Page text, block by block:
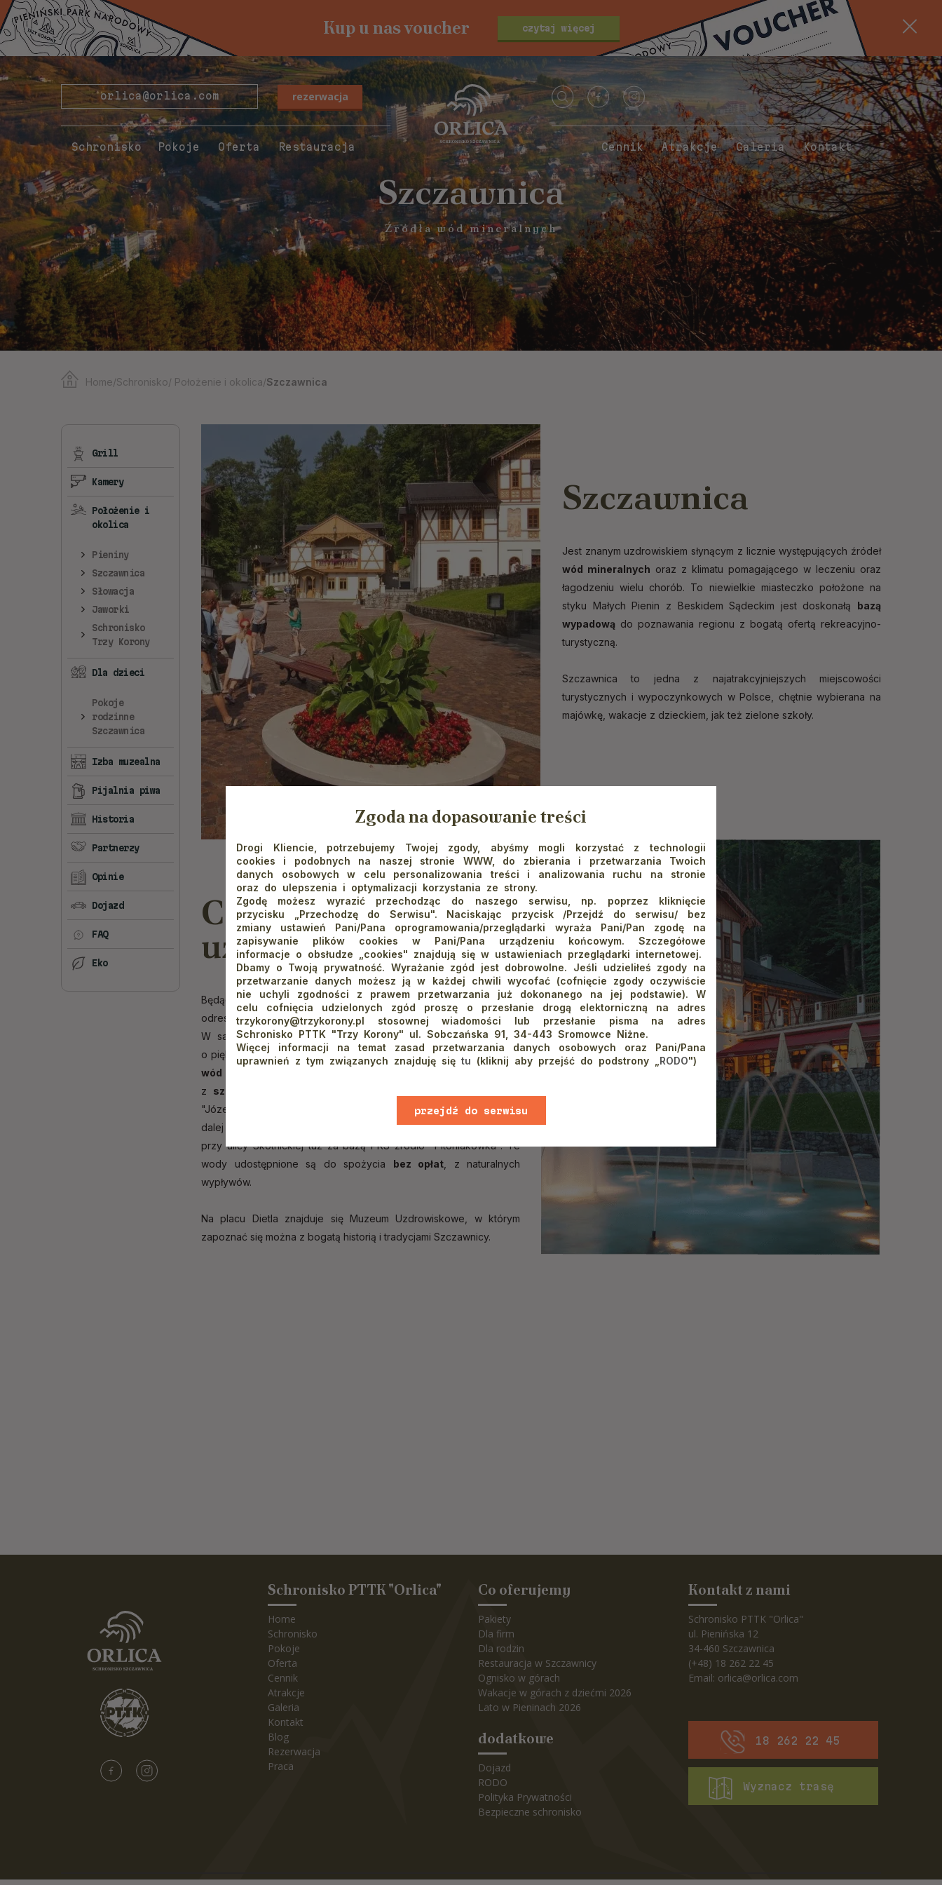
Kup u nas voucher czytaj więcej
orlica@orlica.com rezerwacja
Schronisko Pokoje Oferta Restauracja Cennik Atrakcje Galeria Kontakt
Szczawnica
Źródła wód mineralnych
>
Home/Schronisko/ Położenie i okolica/Szczawnica
Grill
Kamery
Położenie i
okolica
Pieniny
Szczawnica
Słowacja
Jaworki
Schronisko
Trzy Korony
Dla dzieci
Pokoje
rodzinne
Szczawnica
Izba muzealna
Pijalnia piwa
Historia
Partnerzy
Opinie
Dojazd
FAQ
Eko
Szczawnica
Jest znanym uzdrowiskiem słynącym z licznie występujących źródeł
wód mineralnych oraz z klimatu pomagającego w leczeniu oraz
łagodzeniu wielu chorób. To niewielkie miasteczko położone na
styku Małych Pienin z Beskidem Sądeckim jest doskonałą bazą
wypadową do poznawania regionu z bogatą ofertą rekreacyjno-
turystyczną.
Szczawnica to jedna z najatrakcyjniejszych miejscowości
turystycznych i wypoczynkowych w Polsce, chętnie wybierana na
majówkę, wakacje z dzieckiem, jak też zielone szkoły.
Centrum
uzdrowiskowe
Będąc w Szczawnicy koniecznie trzeba zwiedzić pięknie
odrestaurowane centrum uzdrowiskowew Parku Zdrojowym.
W samym jego centrum znajduje się majestatyczne Inhalatorium
o pięknej zabytkowej architekturze. Warto wstąpić także doPijalni
wód mineralnych
z sześciu źródeł
"Józef", "Jan". W Parku Dolnym znajduje się źródło "Wanda", nieco
dalej obok dolnej stacji kolejki linowej na Palenicę źródło "Szymon",
przy ulicy Skotnickiej tuż za bazą PKS źródło "Pitoniakówka". Te
wody udostępnione są do spożycia bez opłat , z naturalnych
wypływów.
Na placu Dietla znajduje się Muzeum Uzdrowiskowe, w którym
zapoznać się można z bogatą historią i tradycjami Szczawnicy.
Schronisko PTTK "Orlica"
Home
Schronisko
Pokoje
Oferta
Cennik
Atrakcje
Galeria
Kontakt
Blog
Rezerwacja
Praca
Co oferujemy
Pakiety
Dla firm
Dla rodzin
Restauracja w Szczawnicy
Ognisko w górach
Wakacje w górach z dziećmi 2026
Lato w Pieninach 2026
dodatkowe
Dojazd
RODO
Polityka Prywatności
Bezpieczne schronisko
Kontakt z nami
Schronisko PTTK "Orlica"
ul. Pienińska 12
34-460 Szczawnica
(+48) 18 262 22 45
Email: orlica@orlica.com
18 262 22 45
Wyznacz trasę
Zgoda na dopasowanie treści
Drogi Kliencie, potrzebujemy Twojej zgody, abyśmy mogli korzystać z technologii
cookies i podobnych na naszej stronie WWW, do zbierania i przetwarzania Twoich
danych osobowych w celu personalizowania treści i analizowania ruchu na stronie
oraz do ulepszenia i optymalizacji korzystania ze strony.
Zgodę możesz wyrazić przechodząc do naszego serwisu, np. poprzez kliknięcie
przycisku „Przechodzę do Serwisu". Naciskając przycisk /Przejdź do serwisu/ bez
zmiany ustawień Pani/Pana oprogramowania/przeglądarki wyraża Pani/Pan zgodę na
zapisywanie plików cookies w Pani/Pana urządzeniu końcowym. Szczegółowe
informacje o obsłudze „cookies" znajdują się w ustawieniach przeglądarki internetowej.
Dbamy o Twoją prywatność. Wyrażanie zgód jest dobrowolne. Jeśli udzieliłeś zgody na
przetwarzanie danych możesz ją w każdej chwili wycofać (cofnięcie zgody oczywiście
nie uchyli zgodności z prawem przetwarzania już dokonanego na jej podstawie). W
celu cofnięcia udzielonych zgód proszę o przesłanie drogą elektorniczną na adres
trzykorony@trzykorony.pl stosownej wiadomości lub przesłanie pisma na adres
Schronisko PTTK "Trzy Korony" ul. Sobczańska 91, 34-443 Sromowce Niżne.
Więcej informacji na temat zasad przetwarzania danych osobowych oraz Pani/Pana
uprawnień z tym związanych znajduję się tu (kliknij aby przejść do podstrony „ RODO")
przejdź do serwisu